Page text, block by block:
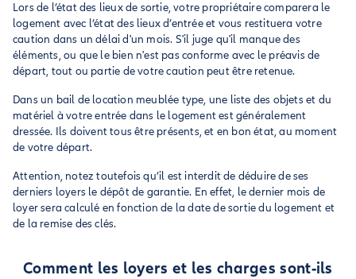
Lors de l’état des lieux de sortie, votre propriétaire comparera le
logement avec l’état des lieux d’entrée et vous restituera votre
caution dans un délai d'un mois. S'il juge qu'il manque des
éléments, ou que le bien n'est pas conforme avec le préavis de
départ, tout ou partie de votre caution peut être retenue.
Dans un bail de location meublée type, une liste des objets et du
matériel à votre entrée dans le logement est généralement
dressée. Ils doivent tous être présents, et en bon état, au moment
de votre départ.
Attention, notez toutefois qu’il est interdit de déduire de ses
derniers loyers le dépôt de garantie. En effet, le dernier mois de
loyer sera calculé en fonction de la date de sortie du logement et
de la remise des clés.
Comment les loyers et les charges sont-ils